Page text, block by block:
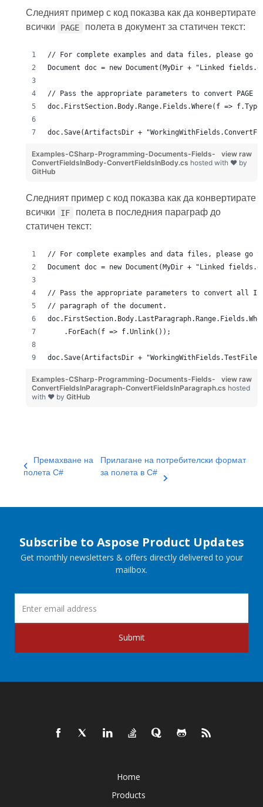
Следният пример с код показва как да конвертирате
всички
PAGE полета в документ за статичен текст:
// For complete examples and data files, please go
Document doc = new Document(MyDir + "Linked
// Pass the appropriate parameters to convert
doc.FirstSection.Body.Range.Fields.Where(f =>
doc.Save(ArtifactsDir +
view raw
Examples-CSharp-Programming-Documents-Fields-
ConvertFieldsInBody-ConvertFieldsInBody.cs hosted with ❤ by
GitHub
Следният пример с код показва как да конвертирате
всички
IF
полета в последния параграф до
статичен текст:
// For complete examples and data files, please go
Document doc = new Document(MyDir + "Linked
// Pass the appropriate parameters to convert
// paragraph of the document.
    .ForEach(f => f.Unlink());
doc.Save(ArtifactsDir +
view raw
Examples-CSharp-Programming-Documents-Fields-
ConvertFieldsInParagraph-ConvertFieldsInParagraph.cs hosted
with ❤ by GitHub
Премахване на
полета C#
Прилагане на потребителски формат
за полета в C#
Subscribe to Aspose Product Updates
Get monthly newsletters & offers directly delivered to your
mailbox.
Submit
Home
Products